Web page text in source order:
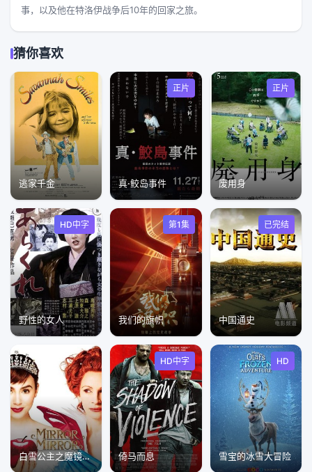
事，以及他在特洛伊战争后10年的回家之旅。
猜你喜欢
逃家千金
正片
真·鲛岛事件
正片
废用身
HD中字
野性的女人
第1集
我们的旗帜
已完结
中国通史
白雪公主之魔镜魔镜2012
HD中字
倚马而息
HD
雪宝的冰雪大冒险